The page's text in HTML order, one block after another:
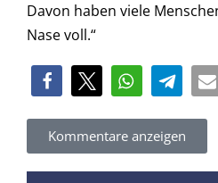
Davon haben viele
Nase voll.“
Kommentare anzeigen